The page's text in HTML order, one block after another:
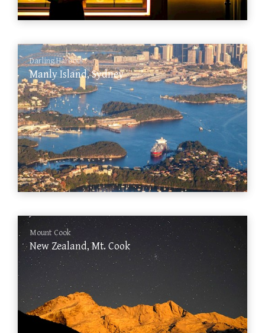
Darling Harbour
Manly Island, Sydney
Mount Cook
New Zealand, Mt. Cook